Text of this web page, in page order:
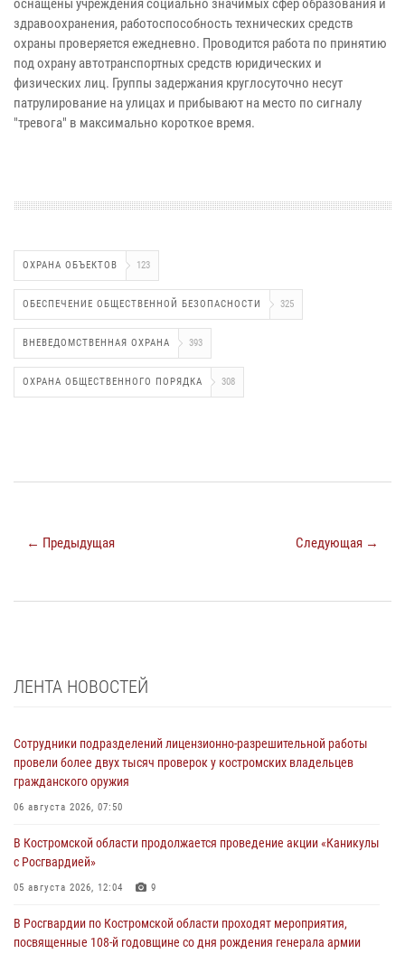
оснащены учреждения социально значимых сфер образования и
здравоохранения, работоспособность технических средств
охраны проверяется ежедневно. Проводится работа по принятию
под охрану автотранспортных средств юридических и
физических лиц. Группы задержания круглосуточно несут
патрулирование на улицах и прибывают на место по сигналу
"тревога" в максимально короткое время.
ОХРАНА ОБЪЕКТОВ 123
ОБЕСПЕЧЕНИЕ ОБЩЕСТВЕННОЙ БЕЗОПАСНОСТИ 325
ВНЕВЕДОМСТВЕННАЯ ОХРАНА 393
ОХРАНА ОБЩЕСТВЕННОГО ПОРЯДКА 308
← Предыдущая Следующая →
ЛЕНТА НОВОСТЕЙ
Сотрудники подразделений лицензионно-разрешительной работы
провели более двух тысяч проверок у костромских владельцев
гражданского оружия
06 августа 2026, 07:50
В Костромской области продолжается проведение акции «Каникулы
с Росгвардией»
05 августа 2026, 12:04 9
В Росгвардии по Костромской области проходят мероприятия,
посвященные 108-й годовщине со дня рождения генерала армии